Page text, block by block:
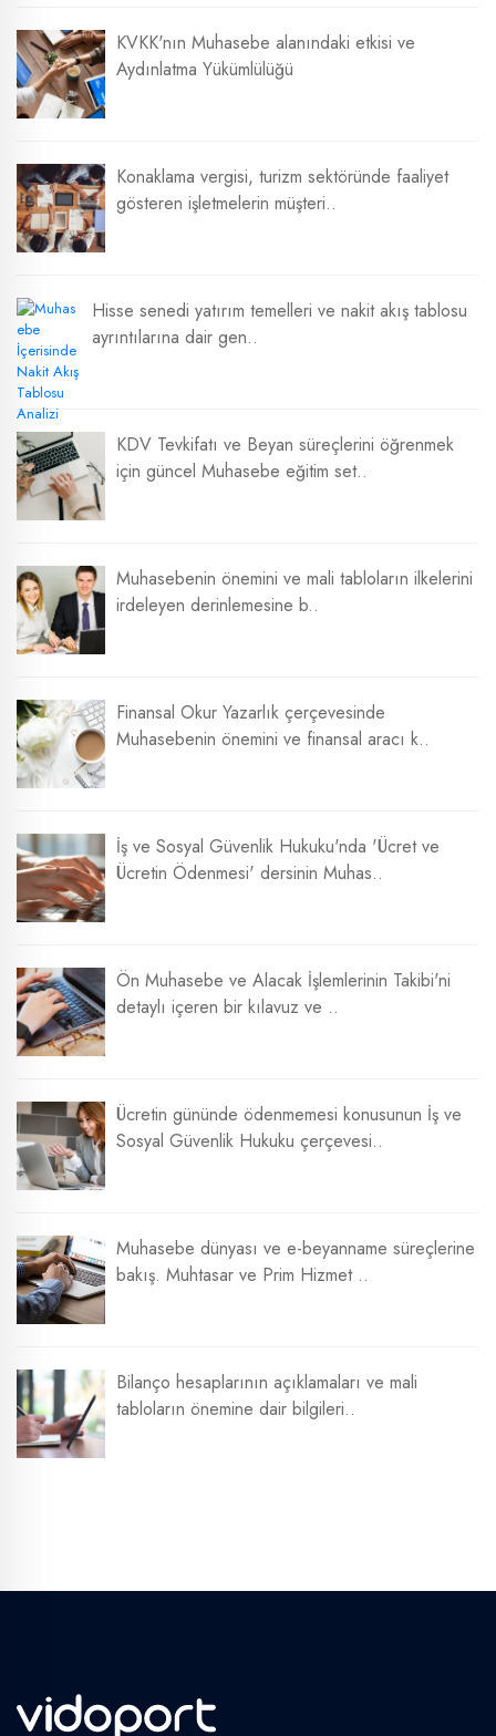
KVKK'nın Muhasebe alanındaki etkisi ve
Aydınlatma Yükümlülüğü
Konaklama vergisi, turizm sektöründe faaliyet
gösteren işletmelerin müşteri..
Hisse senedi yatırım temelleri ve nakit akış tablosu
ayrıntılarına dair gen..
KDV Tevkifatı ve Beyan süreçlerini öğrenmek
için güncel Muhasebe eğitim set..
Muhasebenin önemini ve mali tabloların ilkelerini
irdeleyen derinlemesine b..
Finansal Okur Yazarlık çerçevesinde
Muhasebenin önemini ve finansal aracı k..
İş ve Sosyal Güvenlik Hukuku'nda 'Ücret ve
Ücretin Ödenmesi' dersinin Muhas..
Ön Muhasebe ve Alacak İşlemlerinin Takibi'ni
detaylı içeren bir kılavuz ve ..
Ücretin gününde ödenmemesi konusunun İş ve
Sosyal Güvenlik Hukuku çerçevesi..
Muhasebe dünyası ve e-beyanname süreçlerine
bakış. Muhtasar ve Prim Hizmet ..
Bilanço hesaplarının açıklamaları ve mali
tabloların önemine dair bilgileri..